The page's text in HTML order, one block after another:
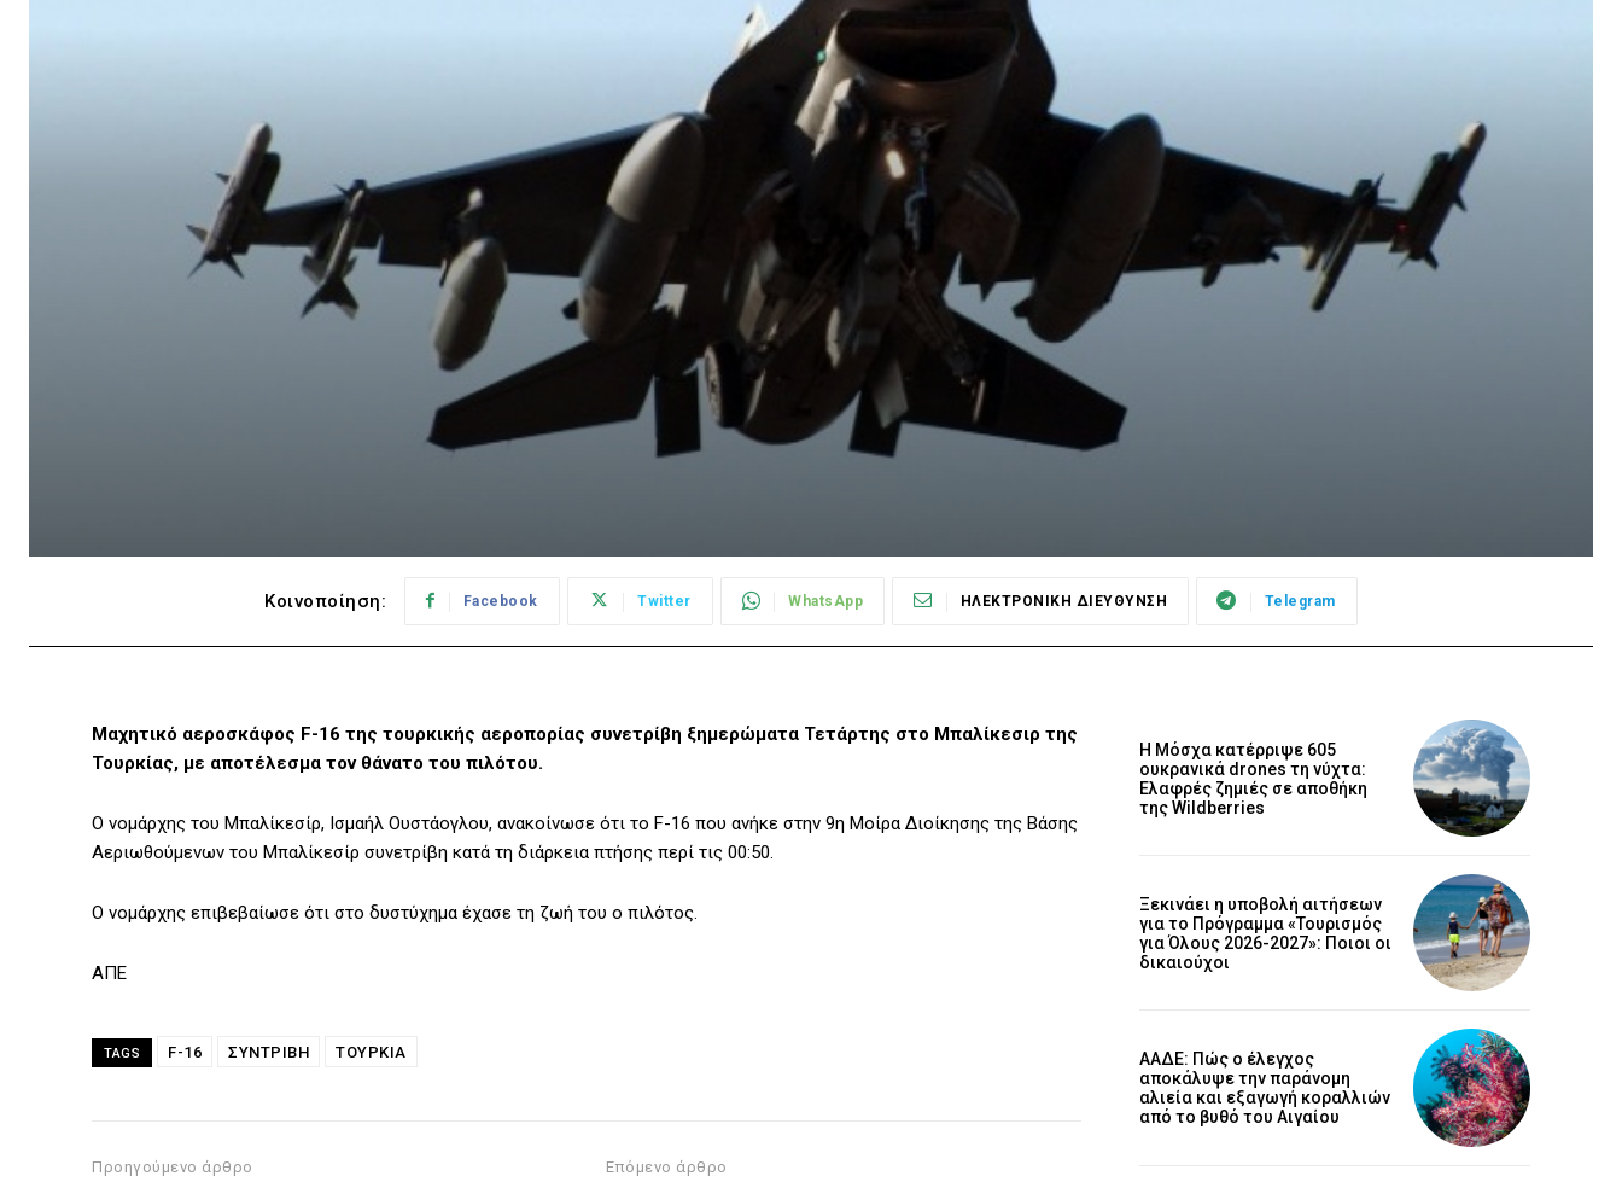
Κοινοποίηση: Facebook Twitter WhatsApp ΗΛΕΚΤΡΟΝΙΚΗ ΔΙΕΥΘΥΝΣΗ Telegram
Μαχητικό αεροσκάφος F-16 της τουρκικής αεροπορίας συνετρίβη ξημερώματα Τετάρτης στο Μπαλίκεσιρ της
Τουρκίας, με αποτέλεσμα τον θάνατο του πιλότου.
Ο νομάρχης του Μπαλίκεσίρ, Ισμαήλ Ουστάογλου, ανακοίνωσε ότι το F-16 που ανήκε στην 9η Μοίρα Διοίκησης της Βάσης
Αεριωθούμενων του Μπαλίκεσίρ συνετρίβη κατά τη διάρκεια πτήσης περί τις 00:50.
Ο νομάρχης επιβεβαίωσε ότι στο δυστύχημα έχασε τη ζωή του ο πιλότος.
ΑΠΕ
TAGS F-16 ΣΥΝΤΡΙΒΗ ΤΟΥΡΚΙΑ
Προηγούμενο άρθρο Επόμενο άρθρο
Η Μόσχα κατέρριψε 605
ουκρανικά drones τη νύχτα:
Ελαφρές ζημιές σε αποθήκη
της Wildberries
Ξεκινάει η υποβολή αιτήσεων
για το Πρόγραμμα «Τουρισμός
για Όλους 2026-2027»: Ποιοι οι
δικαιούχοι
ΑΑΔΕ: Πώς ο έλεγχος
αποκάλυψε την παράνομη
αλιεία και εξαγωγή κοραλλιών
από το βυθό του Αιγαίου